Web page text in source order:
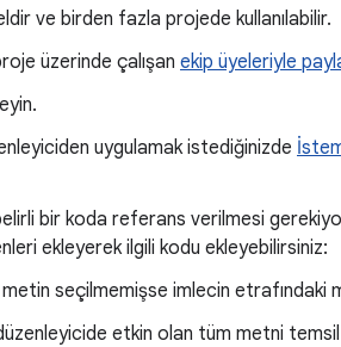
ve birden fazla projede kullanılabilir.
üzerinde çalışan ekip üyeleriyle
uygulamak istediğinizde
bir koda referans verilmesi
ekleyerek ilgili kodu ekleyebilirsiniz:
seçilmemişse imlecin etrafındaki
etkin olan tüm metni